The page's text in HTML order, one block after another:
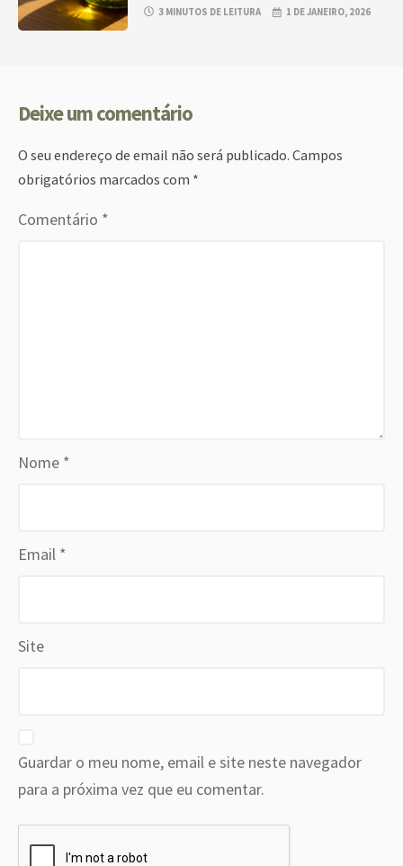
3 MINUTOS DE LEITURA 1 DE JANEIRO, 2026
Deixe um comentário
O seu endereço de email não será publicado. Campos
obrigatórios marcados com *
Comentário *
Nome *
Email *
Site
Guardar o meu nome, email e site neste navegador
para a próxima vez que eu comentar.